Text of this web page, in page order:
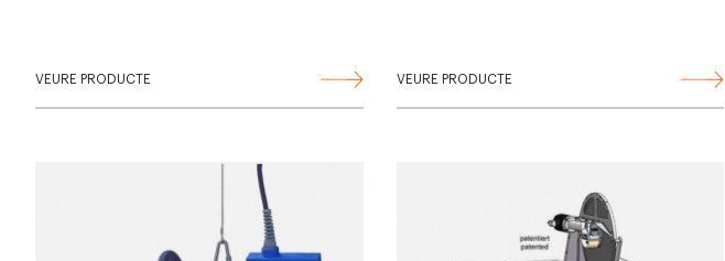
VEURE PRODUCTE VEURE PRODUCTE